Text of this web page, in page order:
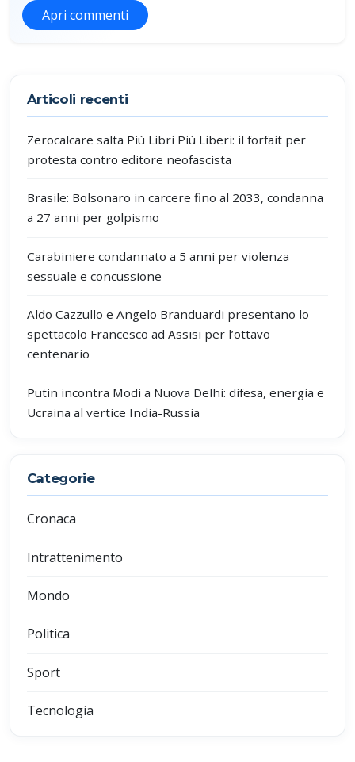
Apri commenti
Articoli recenti
Zerocalcare salta Più Libri Più Liberi: il forfait per
protesta contro editore neofascista
Brasile: Bolsonaro in carcere fino al 2033, condanna
a 27 anni per golpismo
Carabiniere condannato a 5 anni per violenza
sessuale e concussione
Aldo Cazzullo e Angelo Branduardi presentano lo
spettacolo Francesco ad Assisi per l’ottavo
centenario
Putin incontra Modi a Nuova Delhi: difesa, energia e
Ucraina al vertice India-Russia
Categorie
Cronaca
Intrattenimento
Mondo
Politica
Sport
Tecnologia